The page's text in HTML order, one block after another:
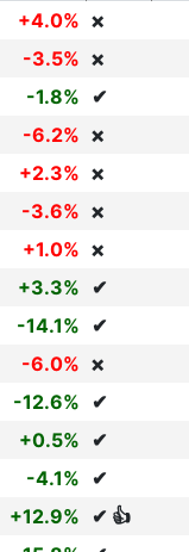
+4.0% ❌
-3.5% ❌
-1.8% ✔
-6.2% ❌
+2.3% ❌
-3.6% ❌
+1.0% ❌
+3.3% ✔
-14.1% ✔
-6.0% ❌
-12.6% ✔
+0.5% ✔
-4.1% ✔
+12.9% ✔ 👍